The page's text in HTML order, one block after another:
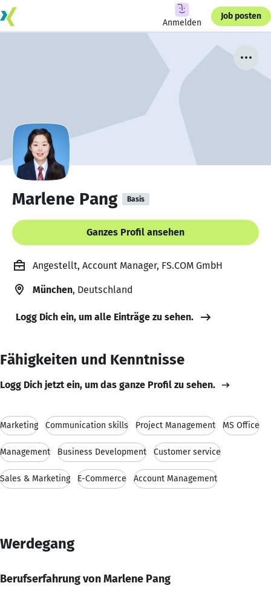
Anmelden
Job posten
Marlene Pang Basis
Ganzes Profil ansehen
Angestellt, Account Manager, FS.COM GmbH
München, Deutschland
Logg Dich ein, um alle Einträge zu sehen.
Fähigkeiten und Kenntnisse
Logg Dich jetzt ein, um das ganze Profil zu sehen.
Marketing Communication skills Project Management MS Office
Management Business Development Customer service
Sales & Marketing E-Commerce Account Management
Werdegang
Berufserfahrung von Marlene Pang